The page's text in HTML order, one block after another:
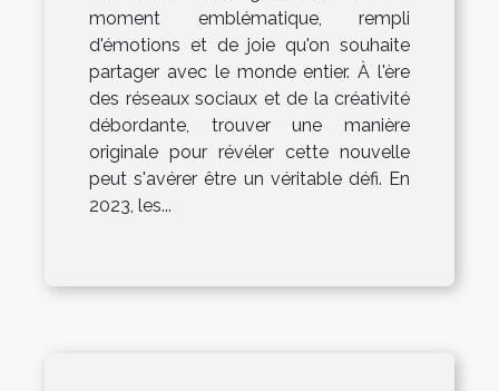
moment emblématique, rempli
d'émotions et de joie qu'on souhaite
partager avec le monde entier. À l'ère
des réseaux sociaux et de la créativité
débordante, trouver une manière
originale pour révéler cette nouvelle
peut s'avérer être un véritable défi. En
2023, les...